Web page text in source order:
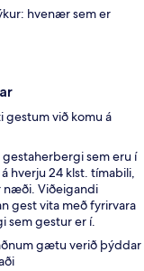
hvenær sem er
gestum við komu á
gestaherbergi sem eru í
hverju 24 klst. tímabili,
næði. Viðeigandi
gest vita með fyrirvara
sem gestur er í.
gætu verið þýddar